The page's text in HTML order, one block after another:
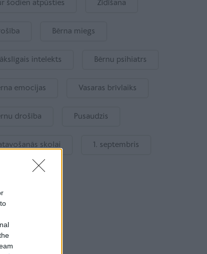
šodien atpūsties Zīdīšana
Bērna miegs
intelekts Bērnu psihiatrs
emocijas Vasaras brīvlaiks
drošība Pusaudzis
skolai 1. septembris